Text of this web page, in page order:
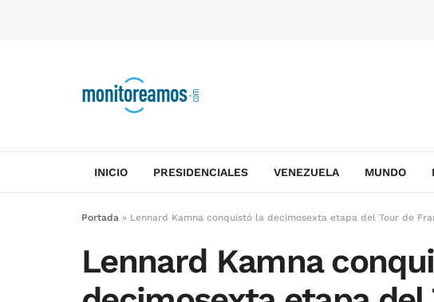
INICIO PRESIDENCIALES VENEZUELA MUNDO
Portada » Lennard Kamna conquistó la decimosexta etapa del Tour de
Lennard Kamna